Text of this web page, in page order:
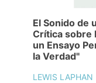
El Sonido de
Crítica sobre
un Ensayo
la Verdad"
LEWIS LAPHAN